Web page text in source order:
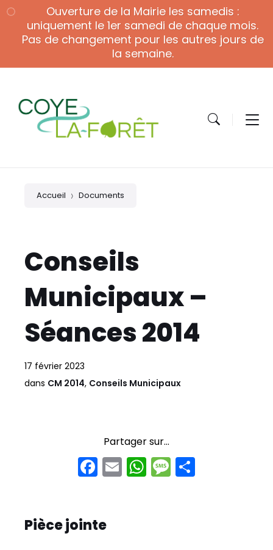
to
content
to
navigation
to
footer
Ouverture de la Mairie les samedis :
uniquement le 1er samedi de chaque mois.
Pas de changement pour les autres jours de
la semaine.
Accueil Documents
Conseils
Municipaux –
Séances 2014
17 février 2023
dans CM 2014, Conseils Municipaux
Partager sur...
F
a
e
E
m
W
h
M
e
Pièce jointe